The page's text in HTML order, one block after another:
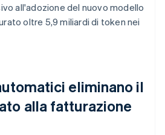
all'adozione del nuovo modello
oltre 5,9 miliardi di token nei
eliminano il
alla fatturazione